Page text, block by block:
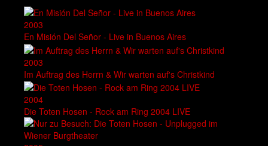
2003
En Misión Del Señor - Live in Buenos Aires
2003
Im Auftrag des Herrn & Wir warten auf's Christkind
2004
Die Toten Hosen - Rock am Ring 2004 LIVE